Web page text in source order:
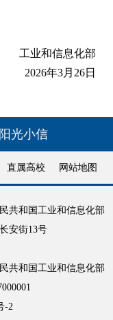
工业和信息化部
2026年3月26日
阳光小信
直属高校 网站地图
共和国工业和信息化部
安街13号
共和国工业和信息化部
-2